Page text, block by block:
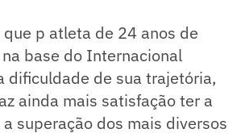
que p atleta de 24 anos de
base do Internacional
dificuldade de sua trajetória,
ainda mais satisfação ter a
superação dos mais diversos